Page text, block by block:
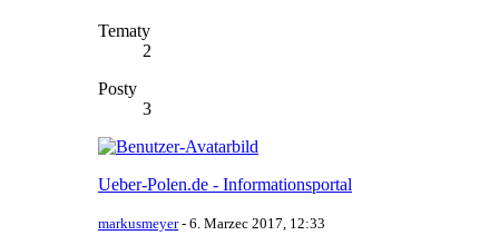
Tematy
2
Posty
3
Ueber-Polen.de - Informationsportal
markusmeyer- 6. Marzec 2017, 12:33